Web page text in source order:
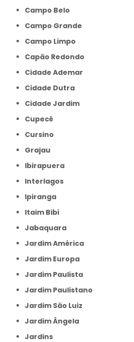
Campo Belo
Campo Grande
Campo Limpo
Capão Redondo
Cidade Ademar
Cidade Dutra
Cidade Jardim
Cupecê
Cursino
Grajau
Ibirapuera
Interlagos
Ipiranga
Itaim Bibi
Jabaquara
Jardim América
Jardim Europa
Jardim Paulista
Jardim Paulistano
Jardim São Luiz
Jardim Ângela
Jardins